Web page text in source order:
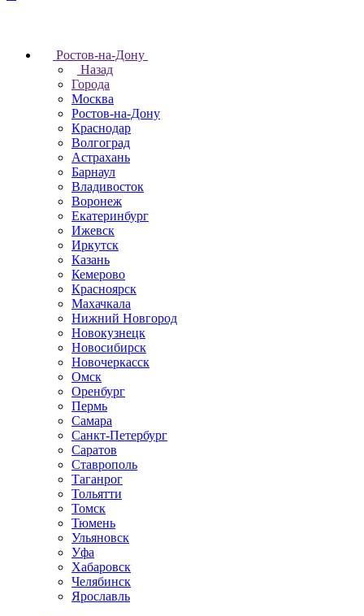
Ростов-на-Дону
Назад
Города
Москва
Ростов-на-Дону
Краснодар
Волгоград
Астрахань
Барнаул
Владивосток
Воронеж
Екатеринбург
Ижевск
Иркутск
Казань
Кемерово
Красноярск
Махачкала
Нижний Новгород
Новокузнецк
Новосибирск
Новочеркаcск
Омск
Оренбург
Пермь
Самара
Санкт-Петербург
Саратов
Ставрополь
Таганрог
Тольятти
Томск
Тюмень
Ульяновск
Уфа
Хабаровск
Челябинск
Ярославль